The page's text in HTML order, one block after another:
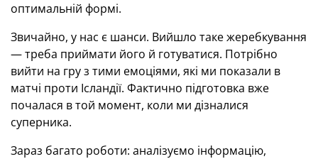
оптимальній формі.
Звичайно, у нас є шанси. Вийшло таке жеребкування
— треба приймати його й готуватися. Потрібно
вийти на гру з тими емоціями, які ми показали в
матчі проти Ісландії. Фактично підготовка вже
почалася в той момент, коли ми дізналися
суперника.
Зараз багато роботи: аналізуємо інформацію,